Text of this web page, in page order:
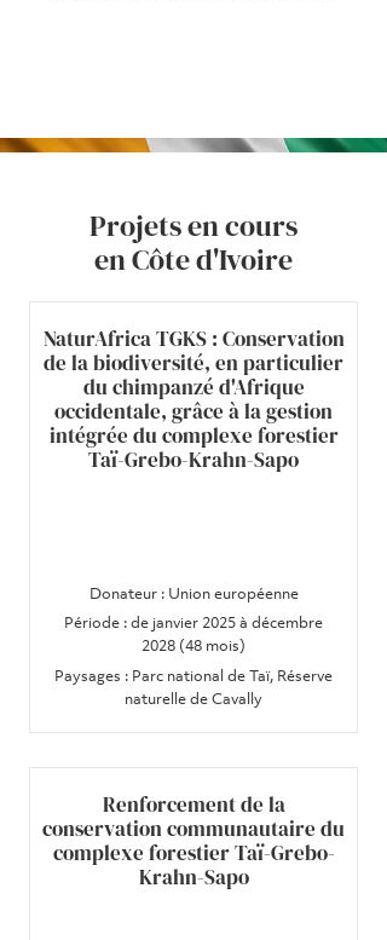
Projets en cours
en Côte d'Ivoire
NaturAfrica TGKS : Conservation
de la biodiversité, en particulier
du chimpanzé d'Afrique
occidentale, grâce à la gestion
intégrée du complexe forestier
Taï-Grebo-Krahn-Sapo
Donateur : Union européenne
Période : de janvier 2025 à décembre
2028 (48 mois)
Paysages : Parc national de Taï, Réserve
naturelle de Cavally
Renforcement de la
conservation communautaire du
complexe forestier Taï-Grebo-
Krahn-Sapo